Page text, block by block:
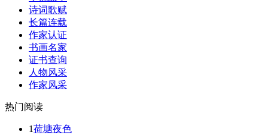
诗词歌赋
长篇连载
作家认证
书画名家
证书查询
人物风采
作家风采
热门阅读
1荷塘夜色